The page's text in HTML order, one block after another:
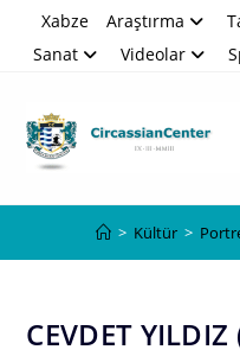
Xabze Araştırma
Sanat
Videolar
> Kültür >
CEVDET